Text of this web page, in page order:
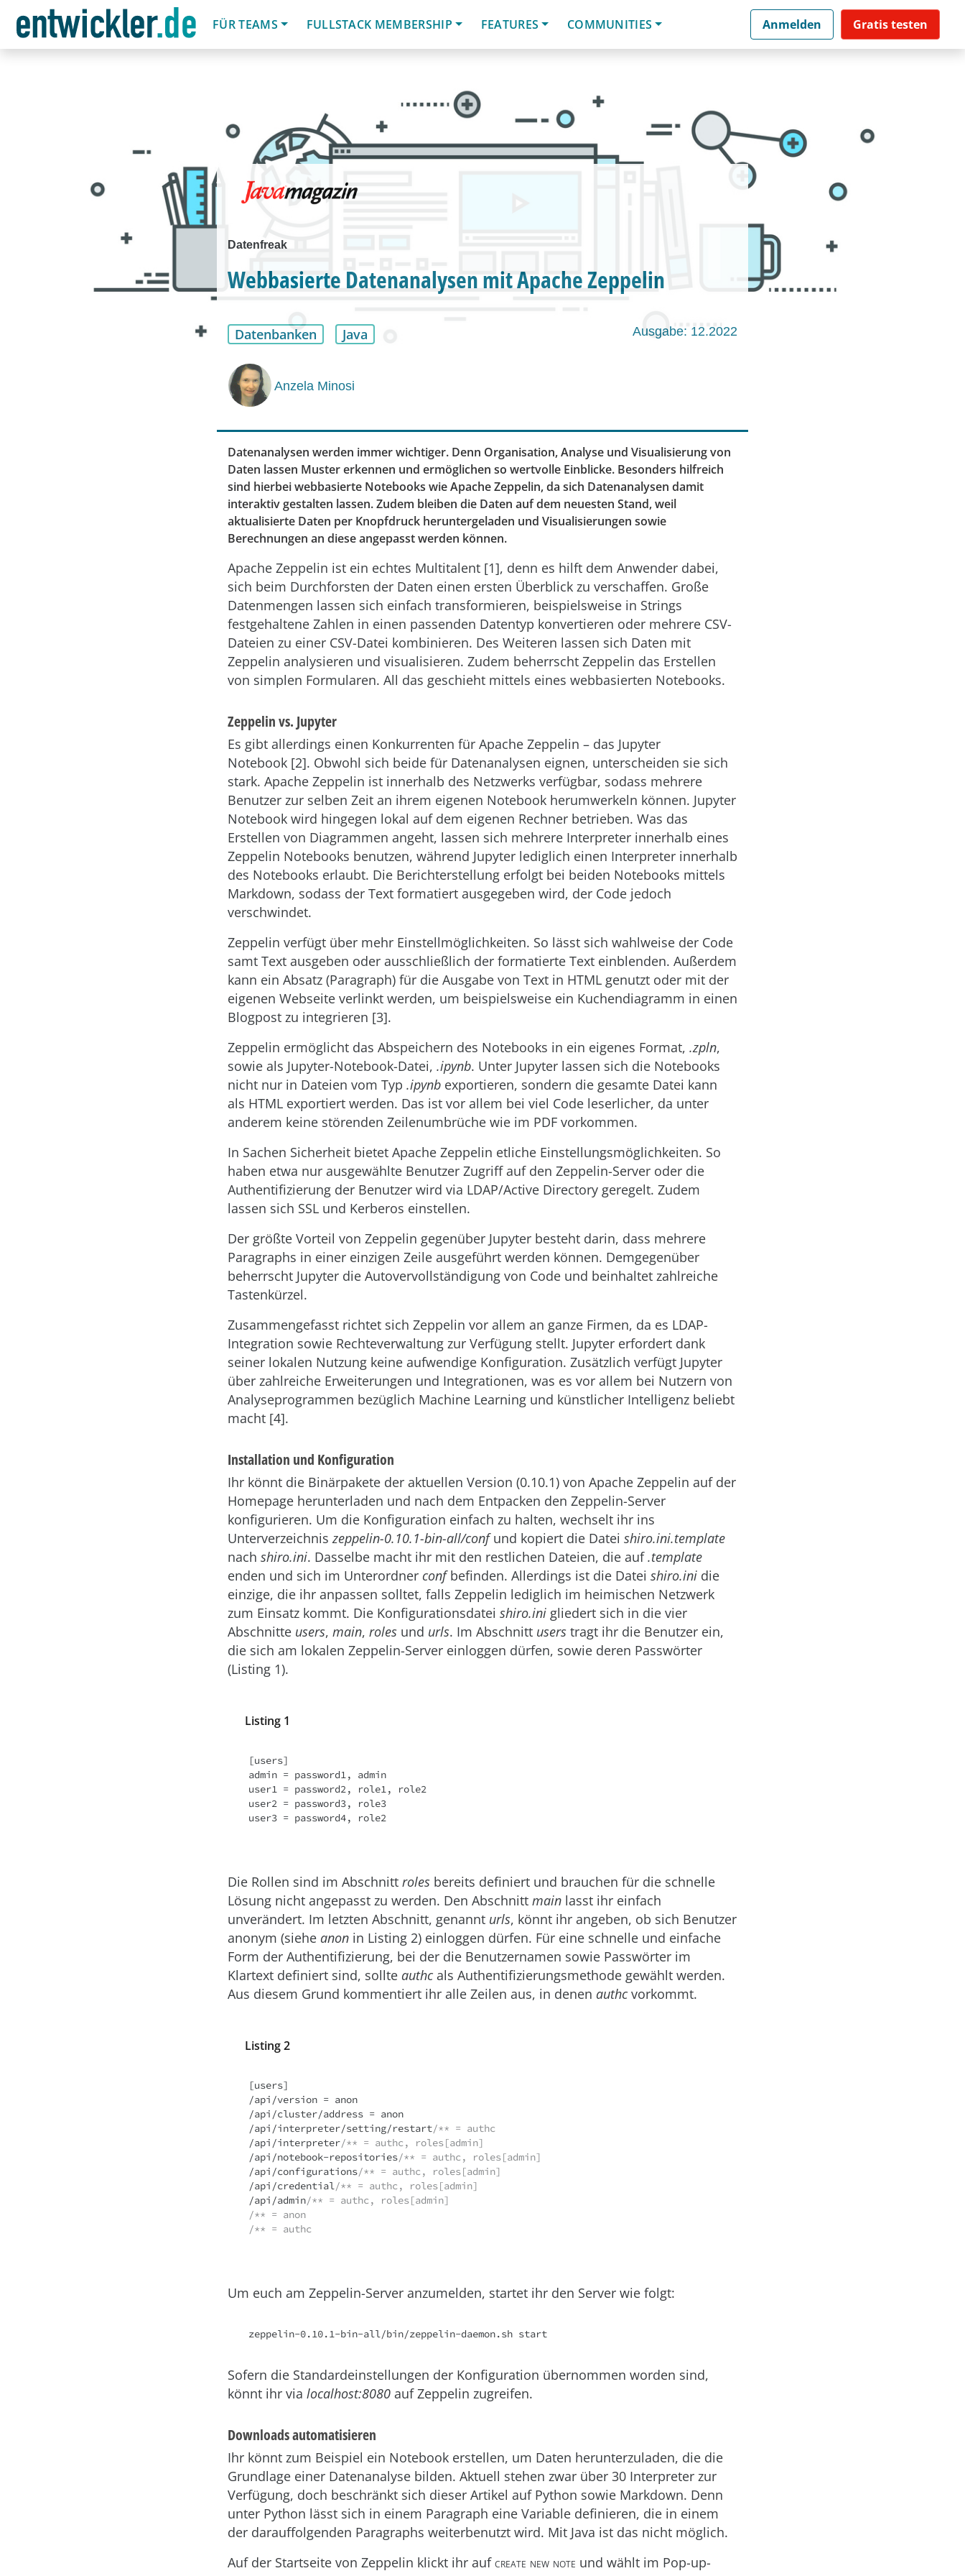
FÜR TEAMS
FULLSTACK MEMBERSHIP FEATURES COMMUNITIES Anmelden Gratis testen
Datenfreak
Webbasierte Datenanalysen mit Apache Zeppelin
Datenbanken Java Ausgabe: 12.2022
Anzela Minosi
Datenanalysen werden immer wichtiger. Denn Organisation, Analyse und Visualisierung von
Daten lassen Muster erkennen und ermöglichen so wertvolle Einblicke. Besonders hilfreich
sind hierbei webbasierte Notebooks wie Apache Zeppelin, da sich Datenanalysen damit
interaktiv gestalten lassen. Zudem bleiben die Daten auf dem neuesten Stand, weil
aktualisierte Daten per Knopfdruck heruntergeladen und Visualisierungen sowie
Berechnungen an diese angepasst werden können.
Apache Zeppelin ist ein echtes Multitalent [1], denn es hilft dem Anwender dabei,
sich beim Durchforsten der Daten einen ersten Überblick zu verschaffen. Große
Datenmengen lassen sich einfach transformieren, beispielsweise in Strings
festgehaltene Zahlen in einen passenden Datentyp konvertieren oder mehrere CSV-
Dateien zu einer CSV-Datei kombinieren. Des Weiteren lassen sich Daten mit
Zeppelin analysieren und visualisieren. Zudem beherrscht Zeppelin das Erstellen
von simplen Formularen. All das geschieht mittels eines webbasierten Notebooks.
Zeppelin vs. Jupyter
Es gibt allerdings einen Konkurrenten für Apache Zeppelin – das Jupyter
Notebook [2]. Obwohl sich beide für Datenanalysen eignen, unterscheiden sie sich
stark. Apache Zeppelin ist innerhalb des Netzwerks verfügbar, sodass mehrere
Benutzer zur selben Zeit an ihrem eigenen Notebook herumwerkeln können. Jupyter
Notebook wird hingegen lokal auf dem eigenen Rechner betrieben. Was das
Erstellen von Diagrammen angeht, lassen sich mehrere Interpreter innerhalb eines
Zeppelin Notebooks benutzen, während Jupyter lediglich einen Interpreter innerhalb
des Notebooks erlaubt. Die Berichterstellung erfolgt bei beiden Notebooks mittels
Markdown, sodass der Text formatiert ausgegeben wird, der Code jedoch
verschwindet.
Zeppelin verfügt über mehr Einstellmöglichkeiten. So lässt sich wahlweise der Code
samt Text ausgeben oder ausschließlich der formatierte Text einblenden. Außerdem
kann ein Absatz (Paragraph) für die Ausgabe von Text in HTML genutzt oder mit der
eigenen Webseite verlinkt werden, um beispielsweise ein Kuchendiagramm in einen
Blogpost zu integrieren [3].
Zeppelin ermöglicht das Abspeichern des Notebooks in ein eigenes Format, .zpln,
sowie als Jupyter-Notebook-Datei, .ipynb. Unter Jupyter lassen sich die Notebooks
nicht nur in Dateien vom Typ .ipynb exportieren, sondern die gesamte Datei kann
als HTML exportiert werden. Das ist vor allem bei viel Code leserlicher, da unter
anderem keine störenden Zeilenumbrüche wie im PDF vorkommen.
In Sachen Sicherheit bietet Apache Zeppelin etliche Einstellungsmöglichkeiten. So
haben etwa nur ausgewählte Benutzer Zugriff auf den Zeppelin-Server oder die
Authentifizierung der Benutzer wird via LDAP/Active Directory geregelt. Zudem
lassen sich SSL und Kerberos einstellen.
Der größte Vorteil von Zeppelin gegenüber Jupyter besteht darin, dass mehrere
Paragraphs in einer einzigen Zeile ausgeführt werden können. Demgegenüber
beherrscht Jupyter die Autovervollständigung von Code und beinhaltet zahlreiche
Tastenkürzel.
Zusammengefasst richtet sich Zeppelin vor allem an ganze Firmen, da es LDAP-
Integration sowie Rechteverwaltung zur Verfügung stellt. Jupyter erfordert dank
seiner lokalen Nutzung keine aufwendige Konfiguration. Zusätzlich verfügt Jupyter
über zahlreiche Erweiterungen und Integrationen, was es vor allem bei Nutzern von
Analyseprogrammen bezüglich Machine Learning und künstlicher Intelligenz beliebt
macht [4].
Installation und Konfiguration
Ihr könnt die Binärpakete der aktuellen Version (0.10.1) von Apache Zeppelin auf der
Homepage herunterladen und nach dem Entpacken den Zeppelin-Server
konfigurieren. Um die Konfiguration einfach zu halten, wechselt ihr ins
Unterverzeichniszeppelin-0.10.1-bin-all/confund kopiert die Datei shiro.ini.template
nach shiro.ini. Dasselbe macht ihr mit den restlichen Dateien, die auf.template
enden und sich im Unterordner confbefinden. Allerdings ist die Datei shiro.ini die
einzige, die ihr anpassen solltet, falls Zeppelin lediglich im heimischen Netzwerk
zum Einsatz kommt. Die Konfigurationsdatei shiro.ini gliedert sich in die vier
Abschnitte users, main, roles und urls. Im Abschnitt users tragt ihr die Benutzer ein,
die sich am lokalen Zeppelin-Server einloggen dürfen, sowie deren Passwörter
(Listing 1).
Listing 1
[users]
admin = password1, admin
user1 = password2, role1, role2
user2 = password3, role3
user3 = password4, role2
Die Rollen sind im Abschnitt roles bereits definiert und brauchen für die schnelle
Lösung nicht angepasst zu werden. Den Abschnitt main lasst ihr einfach
unverändert. Im letzten Abschnitt, genannt urls, könnt ihr angeben, ob sich Benutzer
anonym (siehe anon in Listing 2) einloggen dürfen. Für eine schnelle und einfache
Form der Authentifizierung, bei der die Benutzernamen sowie Passwörter im
Klartext definiert sind, sollte authcals Authentifizierungsmethode gewählt werden.
Aus diesem Grund kommentiert ihr alle Zeilen aus, in denen authcvorkommt.
Listing 2
[users]
/api/version = anon
/api/cluster/address = anon
/api/interpreter/setting/restart/** = authc
/api/interpreter/** = authc, roles[admin]
/api/notebook-repositories/** = authc, roles[admin]
/api/configurations/** = authc, roles[admin]
/api/credential/** = authc, roles[admin]
/api/admin/** = authc, roles[admin]
/** = anon
/** = authc
Um euch am Zeppelin-Server anzumelden, startet ihr den Server wie folgt:
zeppelin-0.10.1-bin-all/bin/zeppelin-daemon.sh start
Sofern die Standardeinstellungen der Konfiguration übernommen worden sind,
könnt ihr via localhost:8080 auf Zeppelin zugreifen.
Downloads automatisieren
Ihr könnt zum Beispiel ein Notebook erstellen, um Daten herunterzuladen, die die
Grundlage einer Datenanalyse bilden. Aktuell stehen zwar über 30 Interpreter zur
Verfügung, doch beschränkt sich dieser Artikel auf Python sowie Markdown. Denn
unter Python lässt sich in einem Paragraph eine Variable definieren, die in einem
der darauffolgenden Paragraphs weiterbenutzt wird. Mit Java ist das nicht möglich.
Auf der Startseite von Zeppelin klickt ihr aufcreate new note und wählt im Pop-up-